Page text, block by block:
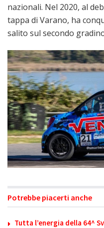
nazionali. Nel 2020, al
tappa di Varano, ha
salito sul secondo
Potrebbe piacerti anche
Tutta l’energia della 64^